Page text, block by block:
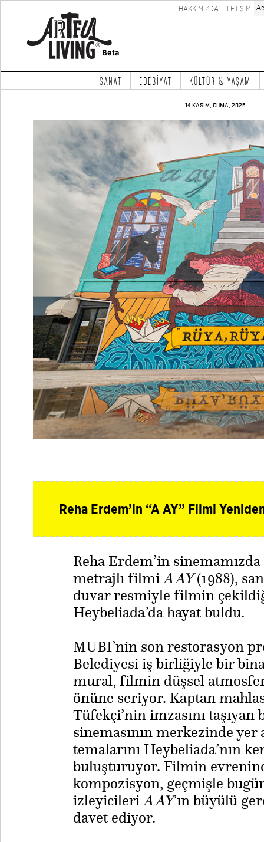
HAKKIMIZDA İLETİŞİM
SANAT EDEBİYAT KÜLTÜR & YAŞAM
14 KASIM, CUMA, 2025
Reha Erdem’in “A AY” Filmi
Reha Erdem’in
metrajlı filmiA AY(1988),
duvar resmiyle filmin
Heybeliada’da hayat buldu.
MUBI’nin son restorasyon
Belediyesi iş birliğiyle bir
mural, filmin düşsel
önüne seriyor. Kaptan
Tüfekçi’nin imzasını
sinemasının merkezinde yer
temalarını Heybeliada’nın
buluşturuyor. Filmin
kompozisyon, geçmişle
izleyicileriA AY’ın büyülü
davet ediyor.